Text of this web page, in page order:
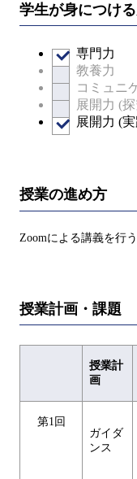
学生が身につけ
専門力
教養力
コミュニ
展開力 (
展開力 (
授業の進め方
Zoomによる講義を行う
授業計画・課題
授業計
画
第1回
ガイダ
ンス